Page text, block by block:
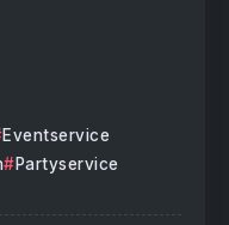
Eventservice
Partyservice